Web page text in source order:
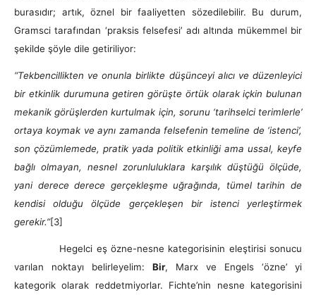
burasıdır; artık, öznel bir faaliyetten sözedilebilir. Bu durum,
Gramsci tarafından ‘praksis felsefesi’ adı altında mükemmel bir
şekilde şöyle dile getiriliyor:
“Tekbencillikten ve onunla birlikte düşünceyi alıcı ve düzenleyici
bir etkinlik durumuna getiren görüşte örtük olarak içkin bulunan
mekanik görüşlerden kurtulmak için, sorunu ‘tarihselci terimlerle’
ortaya koymak ve aynı zamanda felsefenin temeline de ‘istenci’,
son çözümlemede, pratik yada politik etkinliği ama ussal, keyfe
bağlı olmayan, nesnel zorunluluklara karşılık düştüğü ölçüde,
yani derece derece gerçekleşme uğrağında, tümel tarihin de
kendisi olduğu ölçüde gerçekleşen bir istenci yerleştirmek
gerekir.”[3]
Hegelci eş özne-nesne kategorisinin eleştirisi sonucu
varılan noktayı belirleyelim: Bir, Marx ve Engels ‘özne’ yi
kategorik olarak reddetmiyorlar. Fichte’nin nesne kategorisini